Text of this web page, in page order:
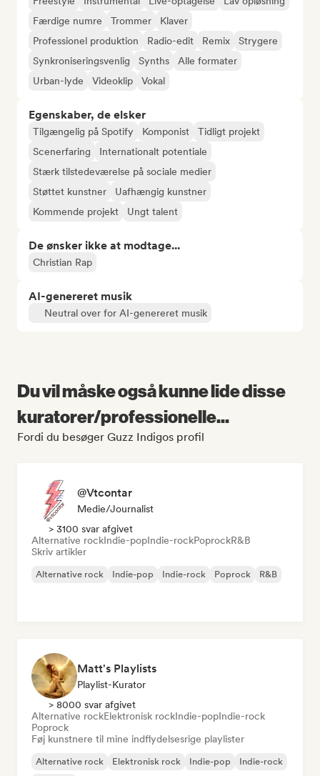
Færdige numre
Trommer
Klaver
Professionel produktion
Radio-edit Remix
Strygere
Synkroniseringsvenlig
Synths
Alle formater
Urban-lyde
Videoklip Vokal
Egenskaber, de elsker
Tilgængelig på Spotify Komponist
Tidligt projekt
Scenerfaring
Internationalt potentiale
Stærk tilstedeværelse på sociale medier
Støttet kunstner
Uafhængig kunstner
Kommende projekt
Ungt talent
De ønsker ikke at modtage...
Christian Rap
AI-genereret musik
Neutral over for AI-genereret musik
Du vil måske også kunne lide disse
kuratorer/professionelle...
Fordi du besøger Guzz Indigos profil
@Vtcontar
Medie/journalist
> 3100 svar afgivet
Alternative rockIndie-popIndie-rockPoprockR&B
Skriv artikler
Alternative rock Indie-pop Indie-rock Poprock R&B
Matt's Playlists
Playlist-Kurator
> 8000 svar afgivet
Alternative rockElektronisk rockIndie-popIndie-rock
Poprock
Føj kunstnere til mine indflydelsesrige playlister
Alternative rock Elektronisk rock Indie-pop
Indie-rock